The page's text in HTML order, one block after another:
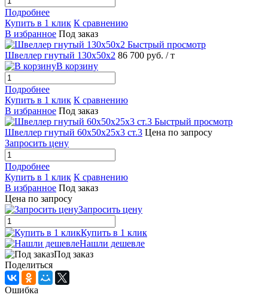
Подробнее
Купить в 1 клик К сравнению
В избранное Под заказ
Быстрый просмотр
Швеллер гнутый 130х50х2 86 700 руб. / т
В корзину
Подробнее
Купить в 1 клик К сравнению
В избранное Под заказ
Быстрый просмотр
Швеллер гнутый 60х50х25х3 ст.3 Цена по запросу
Запросить цену
Подробнее
Купить в 1 клик К сравнению
В избранное Под заказ
Цена по запросу
Запросить цену
Купить в 1 клик
Нашли дешевле
Под заказ
Поделиться
Ошибка